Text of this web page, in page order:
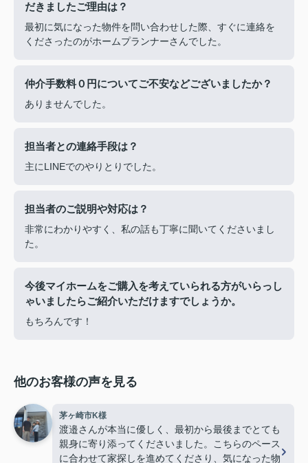
だきましたご理由は？
最初に気になった物件を問い合わせした際、すぐに連絡を
くださったのがホームプランナーさんでした。
仲介手数料０円についてご不安などございましたか？
ありませんでした。
担当者との連絡手段は？
主にLINEでのやりとりでした。
担当者のご説明や対応は？
非常にわかりやすく、私の話も丁寧に聞いてくださいまし
た。
今後マイホームをご購入を考えていられる方がいらっし
ゃいましたらご紹介いただけますでしょうか。
もちろんです！
他のお客様の声を見る
茅ヶ崎市K様
渡邉さんが本当に優しく、最初から最後までとても
親身に寄り添ってくださいました。こちらのペース
に合わせて家探しを進めてくださり、気になった物